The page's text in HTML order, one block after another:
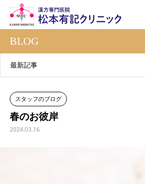
BLOG
最新記事
スタッフのブログ
春のお彼岸
2024.03.16